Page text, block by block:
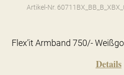
Artikel-Nr.
Flex’it Armband 750/-
Details